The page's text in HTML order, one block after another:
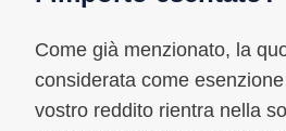
Come già menzionato, la
considerata come
vostro reddito rientra nella